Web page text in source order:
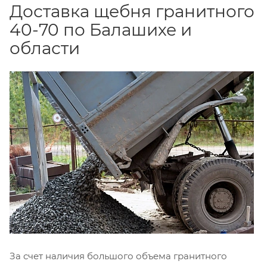
Доставка щебня гранитного
40-70 по Балашихе и
области
За счет наличия большого объема гранитного